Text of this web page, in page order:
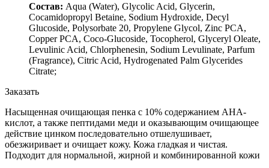
Состав: Aqua (Water), Glycolic Acid, Glycerin,
Cocamidopropyl Betaine, Sodium Hydroxide, Decyl
Glucoside, Polysorbate 20, Propylene Glycol, Zinc PCA,
Copper PCA, Coco-Glucoside, Tocopherol, Glyceryl Oleate,
Levulinic Acid, Chlorphenesin, Sodium Levulinate, Parfum
(Fragrance), Citric Acid, Hydrogenated Palm Glycerides
Citrate;
Заказать
Насыщенная очищающая пенка с 10% содержанием AHA-
кислот, а также пептидами меди и оказывающим очищающее
действие цинком последовательно отшелушивает,
обезжиривает и очищает кожу. Кожа гладкая и чистая.
Подходит для нормальной, жирной и комбинированной кожи